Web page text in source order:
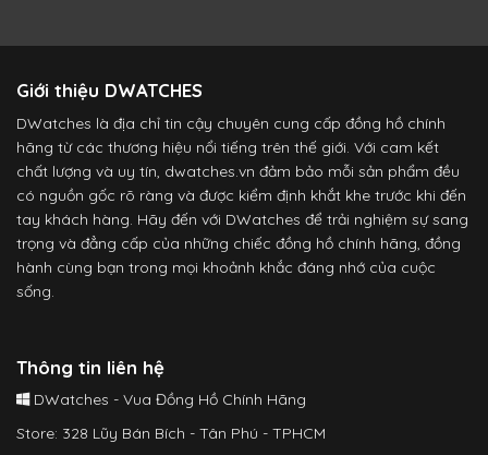
Giới thiệu DWATCHES
DWatches là địa chỉ tin cậy chuyên cung cấp đồng hồ chính
hãng từ các thương hiệu nổi tiếng trên thế giới. Với cam kết
chất lượng và uy tín, dwatches.vn đảm bảo mỗi sản phẩm đều
có nguồn gốc rõ ràng và được kiểm định khắt khe trước khi đến
tay khách hàng. Hãy đến với DWatches để trải nghiệm sự sang
trọng và đẳng cấp của những chiếc đồng hồ chính hãng, đồng
hành cùng bạn trong mọi khoảnh khắc đáng nhớ của cuộc
sống.
Thông tin liên hệ
DWatches - Vua Đồng Hồ Chính Hãng
Store: 328 Lũy Bán Bích - Tân Phú - TPHCM